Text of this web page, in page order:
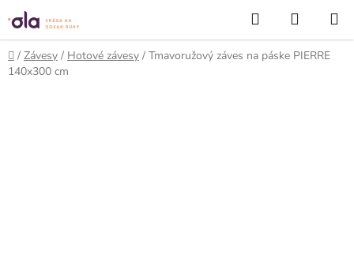
Prejsť
na
obsah
Hľadať
KOŠÍK
Domov
/ Závesy / Hotové závesy / Tmavoružový záves na páske PIERRE
140x300 cm